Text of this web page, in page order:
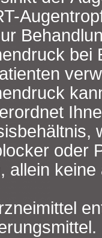
bei
oder
allein